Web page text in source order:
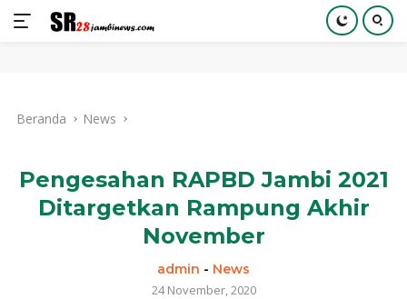
kontenBeranda News
Pengesahan RAPBD Jambi 2021
Ditargetkan Rampung Akhir
November
admin - News
24 November, 2020